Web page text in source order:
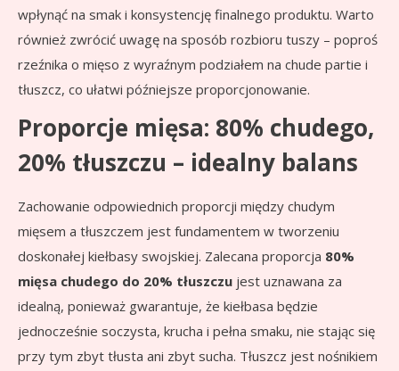
wpłynąć na smak i konsystencję finalnego produktu. Warto
również zwrócić uwagę na sposób rozbioru tuszy – poproś
rzeźnika o mięso z wyraźnym podziałem na chude partie i
tłuszcz, co ułatwi późniejsze proporcjonowanie.
Proporcje mięsa: 80% chudego,
20% tłuszczu – idealny balans
Zachowanie odpowiednich proporcji między chudym
mięsem a tłuszczem jest fundamentem w tworzeniu
doskonałej kiełbasy swojskiej. Zalecana proporcja 80%
mięsa chudego do 20% tłuszczu jest uznawana za
idealną, ponieważ gwarantuje, że kiełbasa będzie
jednocześnie soczysta, krucha i pełna smaku, nie stając się
przy tym zbyt tłusta ani zbyt sucha. Tłuszcz jest nośnikiem